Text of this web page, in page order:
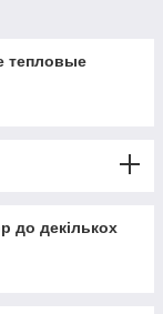
тепловые
до декількох